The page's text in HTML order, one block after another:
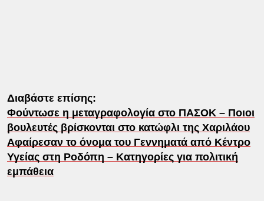
Διαβάστε επίσης:
Φούντωσε η μεταγραφολογία στο ΠΑΣΟΚ – Ποιοι
βουλευτές βρίσκονται στο κατώφλι της Χαριλάου
Αφαίρεσαν το όνομα του Γεννηματά από Κέντρο
Υγείας στη Ροδόπη – Κατηγορίες για πολιτική
εμπάθεια